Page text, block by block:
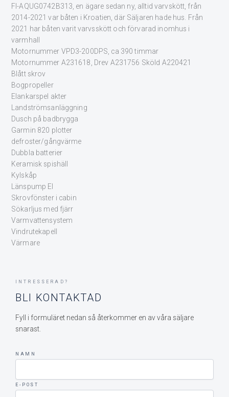
FI-AQUG0742B313, en ägare sedan ny, alltid varvskött, från
2014-2021 var båten i Kroatien, där Säljaren hade hus. Från
2021 har båten varit varvsskött och förvarad inomhus i
varmhall
Motornummer VPD3-200DPS, ca 390 timmar
Motornummer A231618, Drev A231756 Sköld A220421
Blått skrov
Bogpropeller
Elankarspel akter
Landströmsanläggning
Dusch på badbrygga
Garmin 820 plotter
defroster/gångvärme
Dubbla batterier
Keramisk spishäll
Kylskåp
Länspump El
Skrovfönster i cabin
Sökarljus med fjärr
Varmvattensystem
Vindrutekapell
Värmare
INTRESSERAD?
BLI KONTAKTAD
Fyll i formuläret nedan så återkommer en av våra säljare
snarast.
NAMN
E-POST